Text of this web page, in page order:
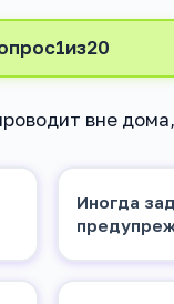
1из20
вне
Иногда